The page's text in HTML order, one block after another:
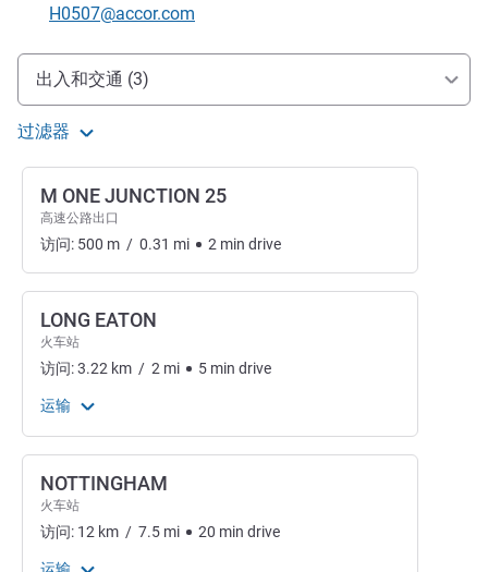
联系电子邮件
H0507@accor.com
抵达和交通
出入和交通 (3)
过滤器
M ONE JUNCTION 25
高速公路出口
访问: 500 m / 0.31 mi 2 min drive
LONG EATON
火车站
访问:3.22 km / 2 mi 5 min drive
运输
NOTTINGHAM
火车站
访问: 12 km / 7.5 mi 20 min drive
运输